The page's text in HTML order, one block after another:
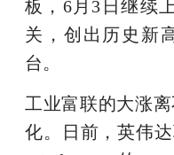
板，6月3日继续
关，创出历史新
台。
工业富联的大涨
化。日前，英伟